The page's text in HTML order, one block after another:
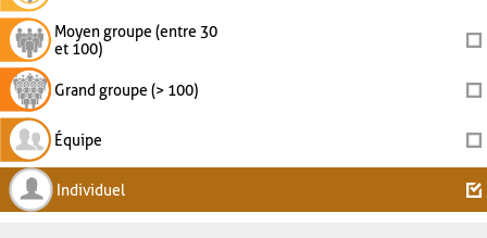
Moyen groupe (entre 30
et 100)
Grand groupe (> 100)
Équipe
Individuel